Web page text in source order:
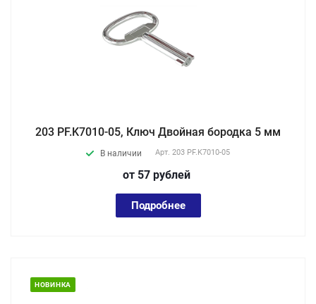
203 PF.K7010-05, Ключ Двойная бородка 5 мм
В наличии Арт. 203 PF.K7010-05
от 57 рублей
Подробнее
НОВИНКА